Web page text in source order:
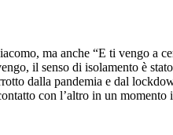
ma anche “E ti vengo a
il senso di isolamento è
dalla pandemia e dal
con l’altro in un momento